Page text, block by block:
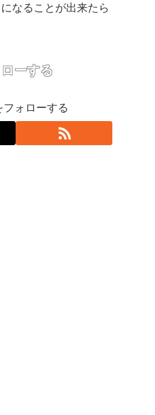
なることが出来たら
ーする
フォローする